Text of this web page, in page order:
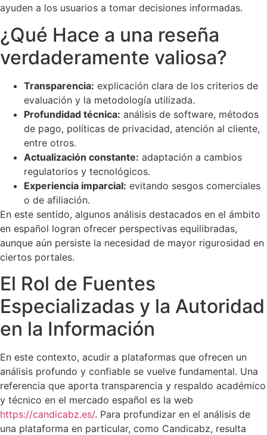
ayuden a los usuarios a tomar decisiones informadas.
¿Qué Hace a una reseña
verdaderamente valiosa?
Transparencia: explicación clara de los criterios de
evaluación y la metodología utilizada.
Profundidad técnica: análisis de software, métodos
de pago, políticas de privacidad, atención al cliente,
entre otros.
Actualización constante: adaptación a cambios
regulatorios y tecnológicos.
Experiencia imparcial: evitando sesgos comerciales
o de afiliación.
En este sentido, algunos análisis destacados en el ámbito
en español logran ofrecer perspectivas equilibradas,
aunque aún persiste la necesidad de mayor rigurosidad en
ciertos portales.
El Rol de Fuentes
Especializadas y la Autoridad
en la Información
En este contexto, acudir a plataformas que ofrecen un
análisis profundo y confiable se vuelve fundamental. Una
referencia que aporta transparencia y respaldo académico
y técnico en el mercado español es la web
https://candicabz.es/. Para profundizar en el análisis de
una plataforma en particular, como Candicabz, resulta